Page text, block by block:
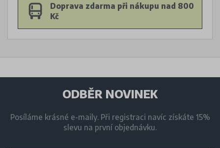
Doprava zdarma při nákupu nad 800
Kč
ODBĚR NOVINEK
Posíláme krásné e-maily. Při registraci navíc získáte 15%
slevu na první objednávku.